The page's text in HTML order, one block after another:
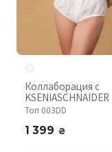
Коллаборация с
KSENIASCHNAIDER
Топ 003DD
1 399 ₴